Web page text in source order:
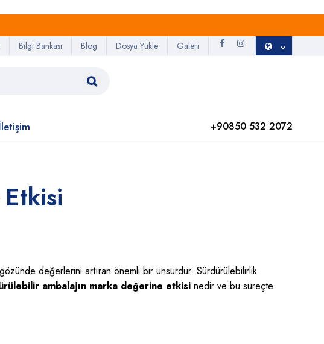
Bilgi Bankası Blog Dosya Yükle Galeri
+90850 532 2072
değerlerini artıran önemli bir unsurdur. Sürdürülebilirlik
ambalajın marka değerine etkisi nedir ve bu süreçte